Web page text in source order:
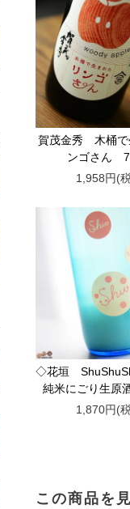
賀茂金秀 木桶で
ンゴさん
1,958円(
◇花垣
純米にごり生
1,870円(
この商品を